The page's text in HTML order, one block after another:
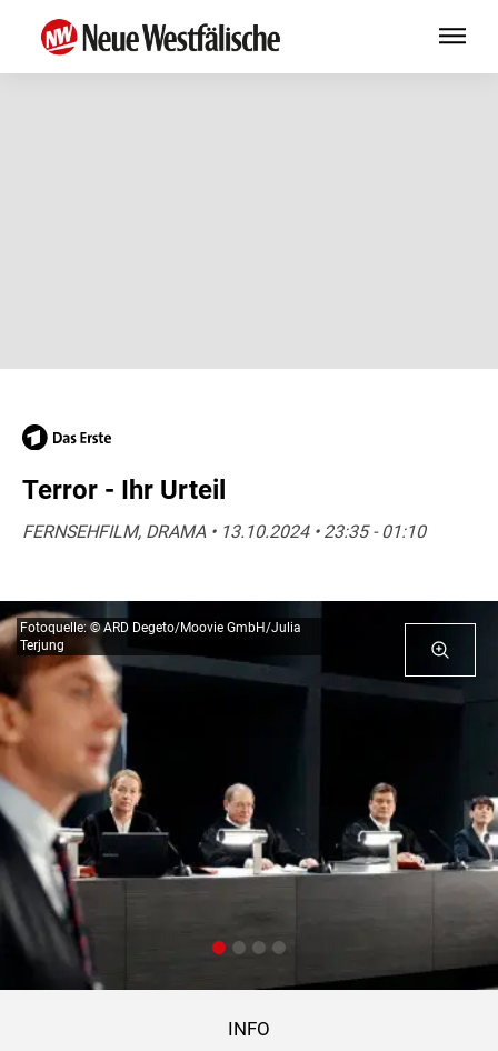
Terror - Ihr Urteil
FERNSEHFILM, DRAMA • 13.10.2024 • 23:35 - 01:10
Fotoquelle: © ARD Degeto/Moovie GmbH/Julia
Terjung
INFO